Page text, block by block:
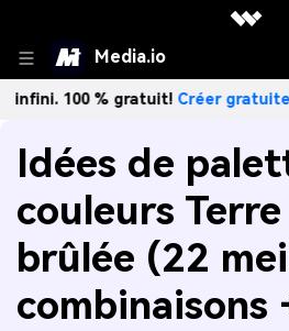
Media.io
% gratuit!Créer gratuitement→
Idées de
couleurs Terre
brûlée (22
combinaisons